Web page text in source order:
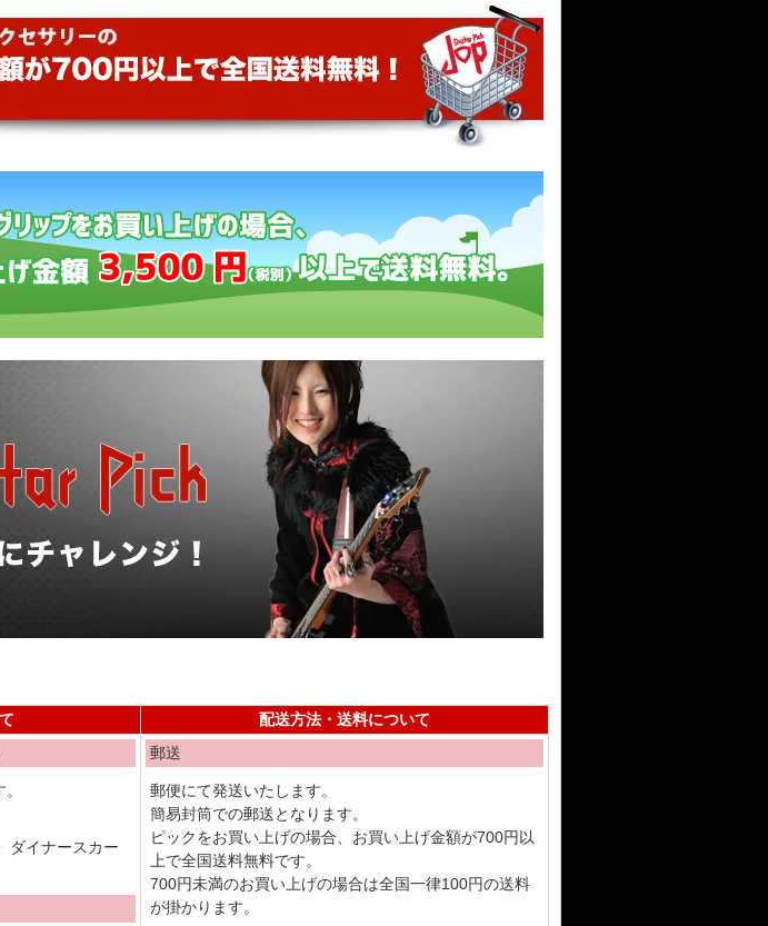
配送方法・送料について
ダイナースカー
郵送
郵便にて発送いたします。
簡易封筒での郵送となります。
ピックをお買い上げの場合、お買い上げ金額が700円以
上で全国送料無料です。
700円未満のお買い上げの場合は全国一律100円の送料
が掛かります。